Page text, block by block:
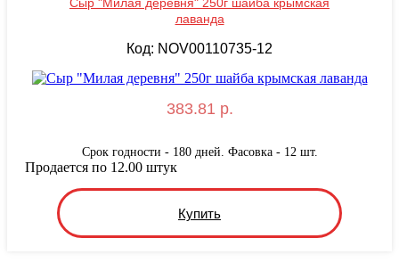
лаванда
Код: NOV00110735-12
383.81 р.
Срок годности - 180 дней. Фасовка - 12 шт.
Купить
Продается по 12.00 штук